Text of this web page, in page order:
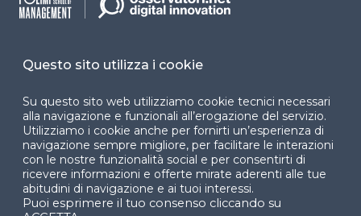
Dichiarazione di
Cookie Center
Facebook LinkedIn
YouTube X
Questo sito utilizza i cookie
Su questo sito web utilizziamo cookie tecnici necessari
alla navigazione e funzionali all’erogazione del servizio.
Utilizziamo i cookie anche per fornirti un’esperienza di
navigazione sempre migliore, per facilitare le interazioni
con le nostre funzionalità social e per consentirti di
ricevere informazioni e offerte mirate aderenti alle tue
abitudini di navigazione e ai tuoi interessi.
Puoi esprimere il tuo consenso cliccando su